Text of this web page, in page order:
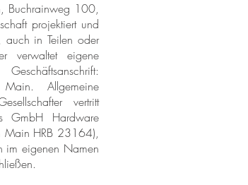
Buchrainweg 100,
projektiert und
auch in Teilen oder
verwaltet eigene
Allgemeine
vertritt
GmbH Hardware
Main HRB 23164),
im eigenen Namen